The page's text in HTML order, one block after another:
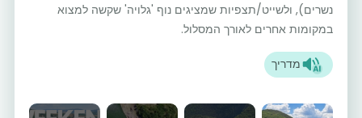
נשרים), ולשייט/תצפיות שמציגים נוף 'גלויה' שקשה למצוא
במקומות אחרים לאורך המסלול.
מדריך